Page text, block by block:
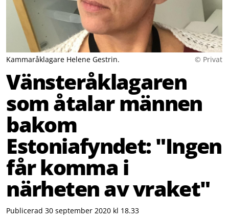
© Privat
Kammaråklagare Helene Gestrin.
Vänsteråklagaren
som åtalar männen
bakom
Estoniafyndet: "Ingen
får komma i
närheten av vraket"
Publicerad 30 september 2020 kl 18.33